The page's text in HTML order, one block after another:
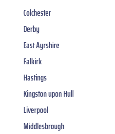
Colchester
Derby
East Ayrshire
Falkirk
Hastings
Kingston upon Hull
Liverpool
Middlesbrough